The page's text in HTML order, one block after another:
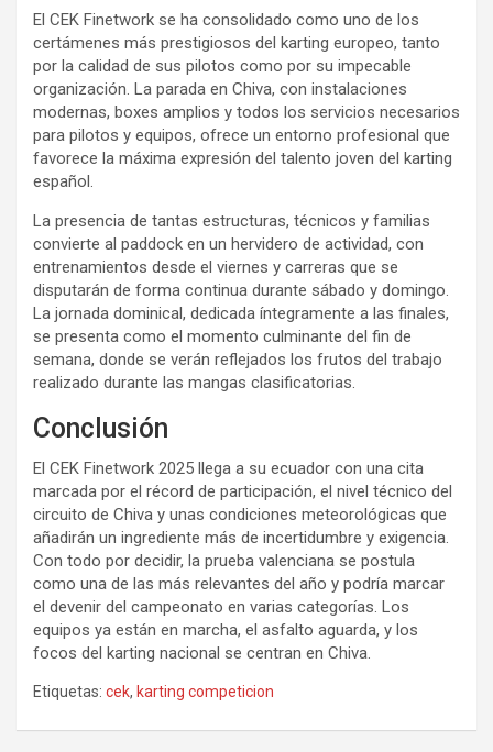
El CEK Finetwork se ha consolidado como uno de los
certámenes más prestigiosos del karting europeo, tanto
por la calidad de sus pilotos como por su impecable
organización. La parada en Chiva, con instalaciones
modernas, boxes amplios y todos los servicios necesarios
para pilotos y equipos, ofrece un entorno profesional que
favorece la máxima expresión del talento joven del karting
español.
La presencia de tantas estructuras, técnicos y familias
convierte al paddock en un hervidero de actividad, con
entrenamientos desde el viernes y carreras que se
disputarán de forma continua durante sábado y domingo.
La jornada dominical, dedicada íntegramente a las finales,
se presenta como el momento culminante del fin de
semana, donde se verán reflejados los frutos del trabajo
realizado durante las mangas clasificatorias.
Conclusión
El CEK Finetwork 2025 llega a su ecuador con una cita
marcada por el récord de participación, el nivel técnico del
circuito de Chiva y unas condiciones meteorológicas que
añadirán un ingrediente más de incertidumbre y exigencia.
Con todo por decidir, la prueba valenciana se postula
como una de las más relevantes del año y podría marcar
el devenir del campeonato en varias categorías. Los
equipos ya están en marcha, el asfalto aguarda, y los
focos del karting nacional se centran en Chiva.
Etiquetas: cek, karting competicion